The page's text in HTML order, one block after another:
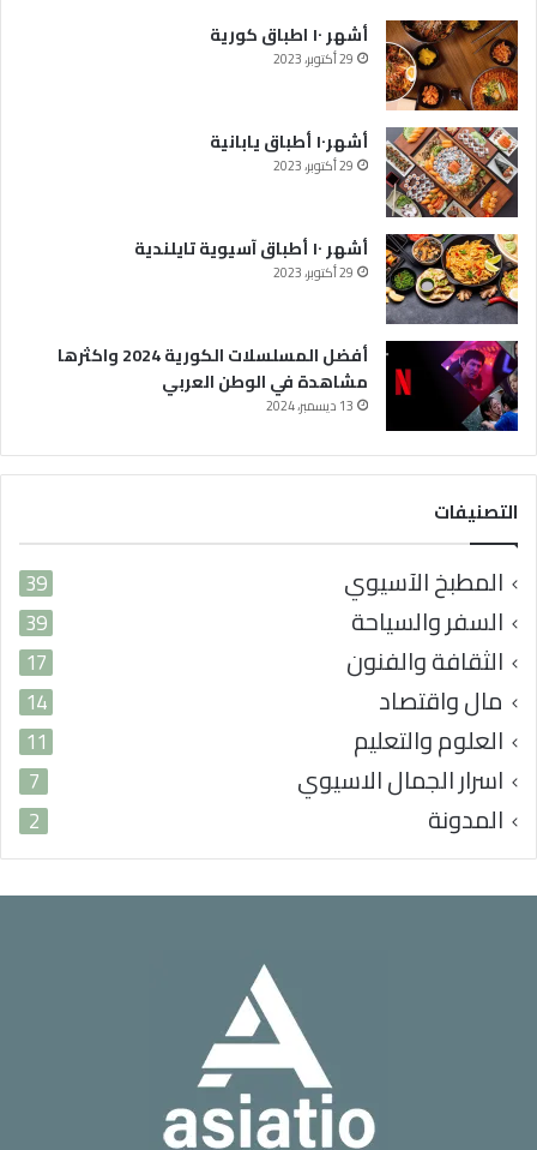
م
ش
ا
ه
د
ة
ف
ي
ا
ل
و
ط
ن
ا
ل
ع
ر
ب
ي
أشهر ١٠ اطباق كورية
29 أكتوبر، 2023
أشهر١٠ أطباق يابانية
29 أكتوبر، 2023
أشهر ١٠ أطباق آسيوية تايلندية
29 أكتوبر، 2023
أفضل المسلسلات الكورية 2024 واكثرها
مشاهدة في الوطن العربي
13 ديسمبر، 2024
التصنيفات
المطبخ الآسيوي 39
السفر والسياحة 39
الثقافة والفنون 17
مال واقتصاد 14
العلوم والتعليم 11
اسرار الجمال الاسيوي 7
المدونة 2